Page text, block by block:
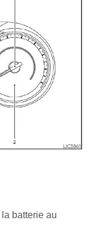
batterie au